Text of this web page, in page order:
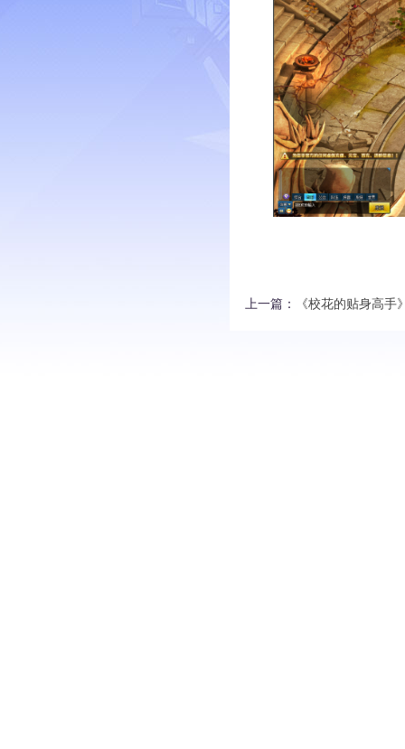
上一篇： 《校花的贴身高手